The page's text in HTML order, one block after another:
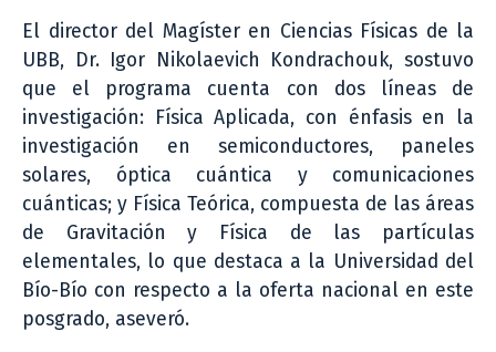
El director del Magíster en Ciencias Físicas de la
UBB, Dr. Igor Nikolaevich Kondrachouk, sostuvo
que el programa cuenta con dos líneas de
investigación: Física Aplicada, con énfasis en la
investigación en semiconductores, paneles
solares, óptica cuántica y comunicaciones
cuánticas; y Física Teórica, compuesta de las áreas
de Gravitación y Física de las partículas
elementales, lo que destaca a la Universidad del
Bío-Bío con respecto a la oferta nacional en este
posgrado, aseveró.